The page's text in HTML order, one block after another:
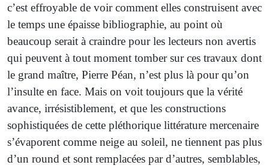
c’est effroyable de voir comment elles construisent avec
le temps une épaisse bibliographie, au point où
beaucoup serait à craindre pour les lecteurs non avertis
qui peuvent à tout moment tomber sur ces travaux dont
le grand maître, Pierre Péan, n’est plus là pour qu’on
l’insulte en face. Mais on voit toujours que la vérité
avance, irrésistiblement, et que les constructions
sophistiquées de cette pléthorique littérature mercenaire
s’évaporent comme neige au soleil, ne tiennent pas plus
d’un round et sont remplacées par d’autres, semblables,